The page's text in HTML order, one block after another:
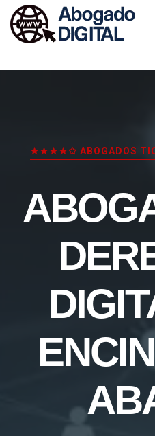
★★★★✩ ABOGADOS TIC